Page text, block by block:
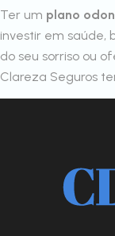
Ter um plano
investir em saúde,
do seu sorriso ou
Clareza Seguros